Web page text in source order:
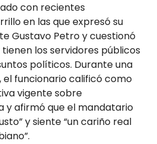
con recientes
en las que expresó su
Gustavo Petro y cuestionó
los servidores públicos
políticos. Durante una
funcionario calificó como
vigente sobre
y afirmó que el mandatario
y siente “un cariño real